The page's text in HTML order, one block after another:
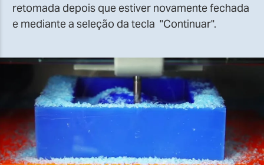
retomada depois que estiver novamente fechada
e mediante a seleção da tecla "Continuar".